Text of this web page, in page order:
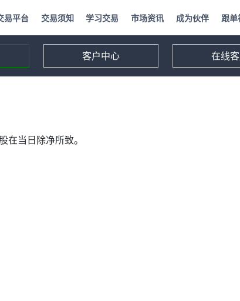
易平台 交易须知 学习交易 市场资讯 成为伙伴 跟单
客户中心 在线
当日除净所致。